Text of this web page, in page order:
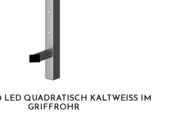
QUADRATISCH KALTWEISS IM G
RIFFROHR